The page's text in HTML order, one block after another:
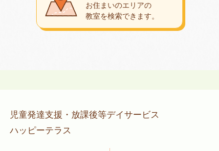
お住まいのエリアの
教室を検索できます。
児童発達支援・放課後等デイサービス
ハッピーテラス